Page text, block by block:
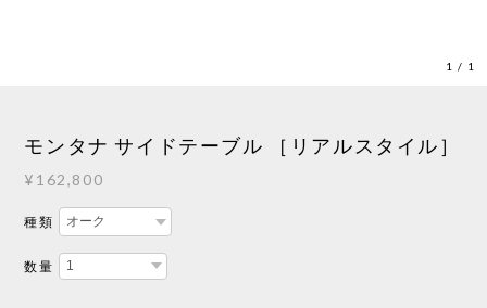
1 / 1
モンタナ サイドテーブル ［リアルスタイル］
¥162,800
種類
数量